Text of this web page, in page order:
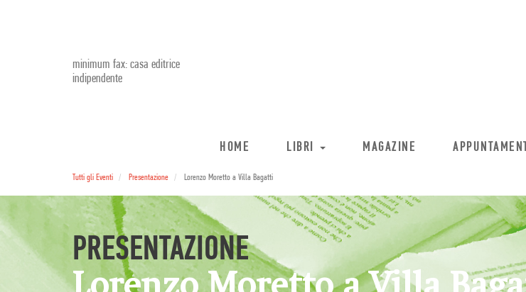
minimum fax: casa editrice
indipendente
HOME LIBRI MAGAZINE
Tutti gli Eventi Presentazione Lorenzo Moretto a Villa Bagatti
PRESENTAZIONE